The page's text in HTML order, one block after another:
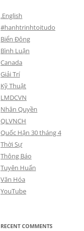
.English
#hanhtrinhtoitudo
Biển Đông
Bình Luận
Canada
Giải Trí
Kỹ Thuật
LMDCVN
Nhân Quyền
QLVNCH
Quốc Hận 30 tháng 4
Thời Sự
Thông Báo
Tuyên Huấn
Văn Hóa
YouTube
RECENT COMMENTS